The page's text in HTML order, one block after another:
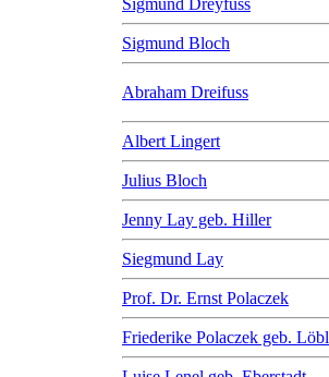
Sigmund Dreyfuss
Sigmund Bloch
Abraham Dreifuss
Albert Lingert
Julius Bloch
Jenny Lay geb. Hiller
Siegmund Lay
Prof. Dr. Ernst Polaczek
Friederike Polaczek geb. Löbl